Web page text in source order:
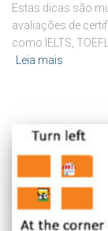
Estas dicas são
avaliações de
como IELTS,
Leia mais